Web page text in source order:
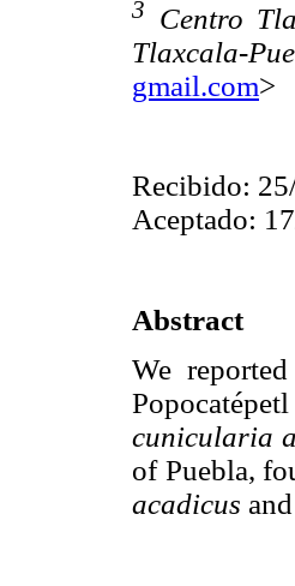
3
Centro
Tlaxcala-
gmail.com>
Recibido:
Aceptado:
Abstract
We
cunicularia
of Puebla,
acadicus and